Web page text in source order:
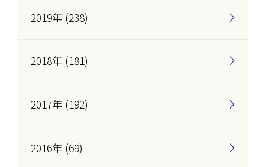
2019年 (238)
2018年 (181)
2017年 (192)
2016年 (69)